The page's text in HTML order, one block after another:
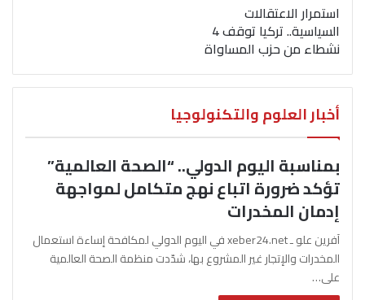
استمرار الاعتقالات
السياسية.. تركيا توقف 4
نشطاء من حزب المساواة
أخبار العلوم والتكنولوجيا
بمناسبة اليوم الدولي.. “الصحة العالمية”
تؤكد ضرورة اتباع نهج متكامل لمواجهة
إدمان المخدرات
آفرين علو ـ xeber24.net في اليوم الدولي لمكافحة إساءة استعمال
المخدرات والإتجار غير المشروع بها، شدّدت منظمة الصحة العالمية
على…